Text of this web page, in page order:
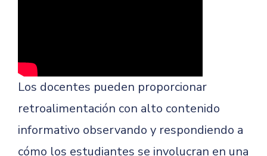
Los docentes pueden proporcionar
retroalimentación con alto contenido
informativo observando y respondiendo a
cómo los estudiantes se involucran en una